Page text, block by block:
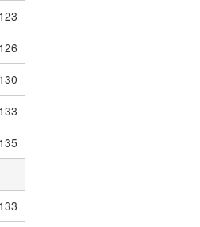
123
126
130
133
135
133